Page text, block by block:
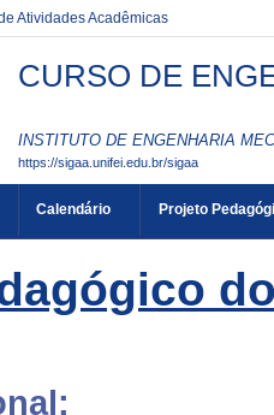
Atividades Acadêmicas
CURSO DE
INSTITUTO DE ENGENHARIA
https://sigaa.unifei.edu.br/sigaa
Calendário Projeto